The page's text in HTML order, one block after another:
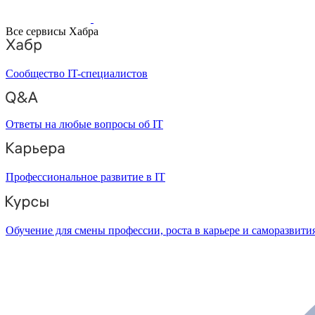
Все сервисы Хабра
Сообщество IT-специалистов
Ответы на любые вопросы об IT
Профессиональное развитие в IT
Обучение для смены профессии, роста в карьере и